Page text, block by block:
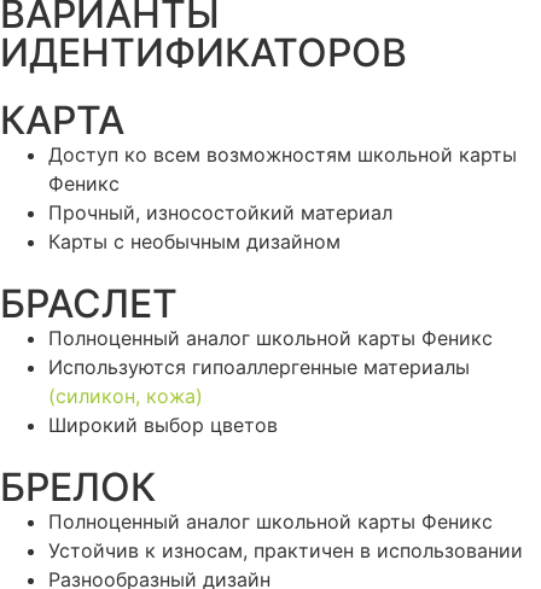
ВАРИАНТЫ
ИДЕНТИФИКАТОРОВ
КАРТА
Доступ ко всем возможностям школьной карты
Феникс
Прочный, износостойкий материал
Карты с необычным дизайном
БРАСЛЕТ
Полноценный аналог школьной карты Феникс
Используются гипоаллергенные материалы
(силикон, кожа)
Широкий выбор цветов
БРЕЛОК
Полноценный аналог школьной карты Феникс
Устойчив к износам, практичен в использовании
Разнообразный дизайн